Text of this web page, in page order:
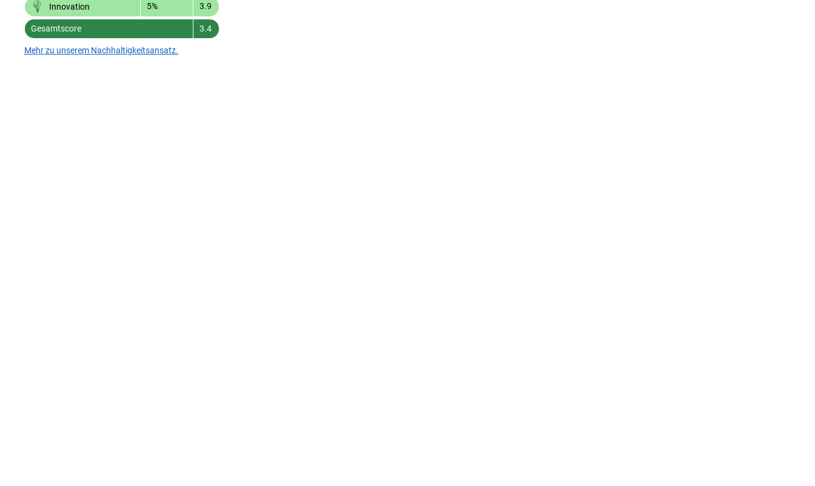
Innovation 5% 3.9
Gesamtscore 3.4
Mehr zu unserem Nachhaltigkeitsansatz.